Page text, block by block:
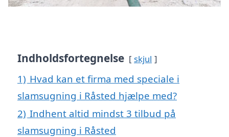
Indholdsfortegnelse skjul
1) Hvad kan et firma med speciale i
slamsugning i Råsted hjælpe med?
2) Indhent altid mindst 3 tilbud på
slamsugning i Råsted